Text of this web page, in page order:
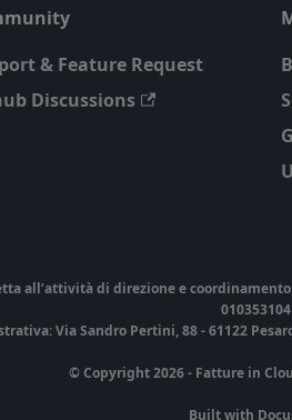
& Feature Request
Discussions
all’attività di direzione e coordinamento
Via Sandro Pertini, 88 - 61122
© Copyright 2026 - Fatture in
Built with